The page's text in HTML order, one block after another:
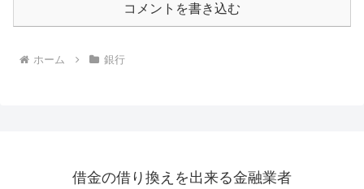
コメントを書き込む
ホーム 銀行
借金の借り換えを出来る金融業者